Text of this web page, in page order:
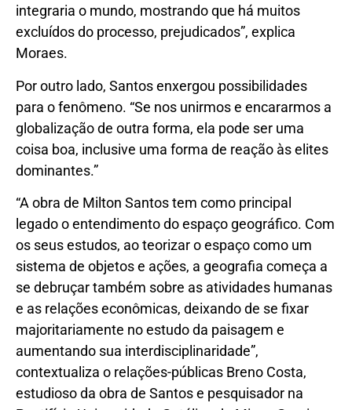
integraria o mundo, mostrando que há muitos
excluídos do processo, prejudicados”, explica
Moraes.
Por outro lado, Santos enxergou possibilidades
para o fenômeno. “Se nos unirmos e encararmos a
globalização de outra forma, ela pode ser uma
coisa boa, inclusive uma forma de reação às elites
dominantes.”
“A obra de Milton Santos tem como principal
legado o entendimento do espaço geográfico. Com
os seus estudos, ao teorizar o espaço como um
sistema de objetos e ações, a geografia começa a
se debruçar também sobre as atividades humanas
e as relações econômicas, deixando de se fixar
majoritariamente no estudo da paisagem e
aumentando sua interdisciplinaridade”,
contextualiza o relações-públicas Breno Costa,
estudioso da obra de Santos e pesquisador na